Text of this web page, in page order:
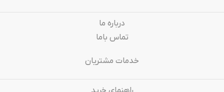
درباره‌ ما
تماس باما
خدمات مشتریان